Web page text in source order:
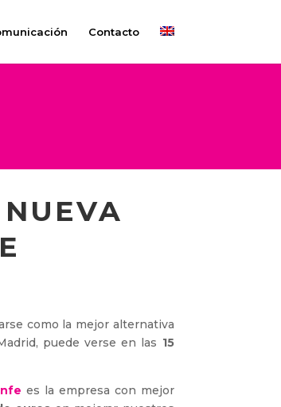
Contacto
como la mejor alternativa
puede verse en las 15
es la empresa con mejor